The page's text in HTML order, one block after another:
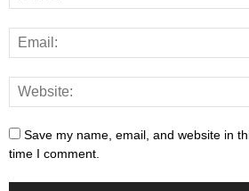
Save my name, email, and website in
time I comment.